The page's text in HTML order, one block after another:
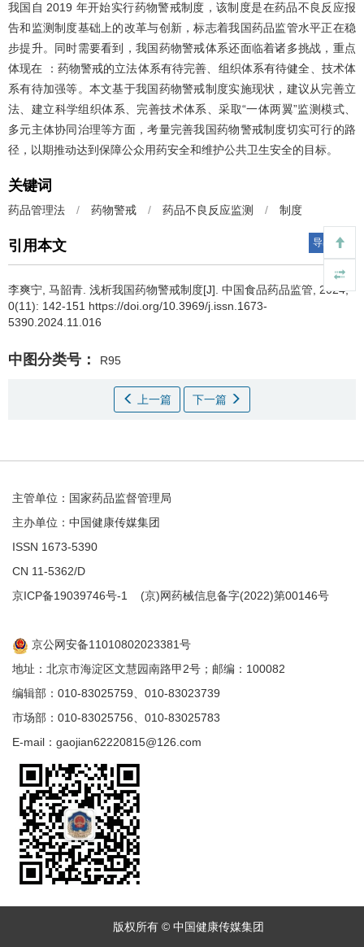
我国自 2019 年开始实行药物警戒制度，该制度是在药品不良反应报
告和监测制度基础上的改革与创新，标志着我国药品监管水平正在稳
步提升。同时需要看到，我国药物警戒体系还面临着诸多挑战，重点
体现在 ：药物警戒的立法体系有待完善、组织体系有待健全、技术体
系有待加强等。本文基于我国药物警戒制度实施现状，建议从完善立
法、建立科学组织体系、完善技术体系、采取“一体两翼”监测模式、
多元主体协同治理等方面，考量完善我国药物警戒制度切实可行的路
径，以期推动达到保障公众用药安全和维护公共卫生安全的目标。
关键词
药品管理法 / 药物警戒 / 药品不良反应监测 / 制度
引用本文 导出引用
李爽宁, 马韶青. 浅析我国药物警戒制度[J]. 中国食品药品监管, 2024,
0(11): 142-151 https://doi.org/10.3969/j.issn.1673-
5390.2024.11.016
中图分类号： R95
上一篇 下一篇
主管单位：国家药品监督管理局
主办单位：中国健康传媒集团
ISSN 1673-5390
CN 11-5362/D
京ICP备19039746号-1 (京)网药械信息备字(2022)第00146号
京公网安备11010802023381号
地址：北京市海淀区文慧园南路甲2号；邮编：100082
编辑部：010-83025759、010-83023739
市场部：010-83025756、010-83025783
E-mail：gaojian62220815@126.com
版权所有 © 中国健康传媒集团